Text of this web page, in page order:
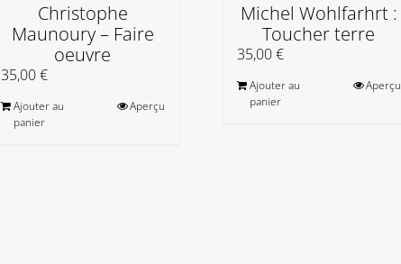
Christophe
Maunoury – Faire
oeuvre
35,00€
Ajouter au
panier
Aperçu
Michel Wohlfarhrt :
Toucher terre
35,00€
Ajouter au
panier
Aperçu